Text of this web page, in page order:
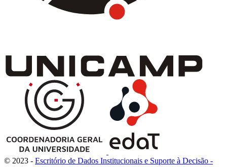
© 2023 - Escritório de Dados Institucionais e Suporte à Decisão -